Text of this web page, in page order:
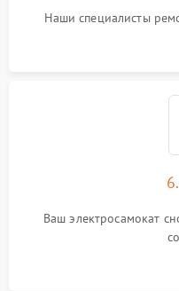
Наши специалисты
Ваш электросамокат